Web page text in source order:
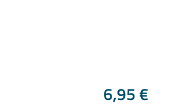
Regulärer Preis:
6,95 €